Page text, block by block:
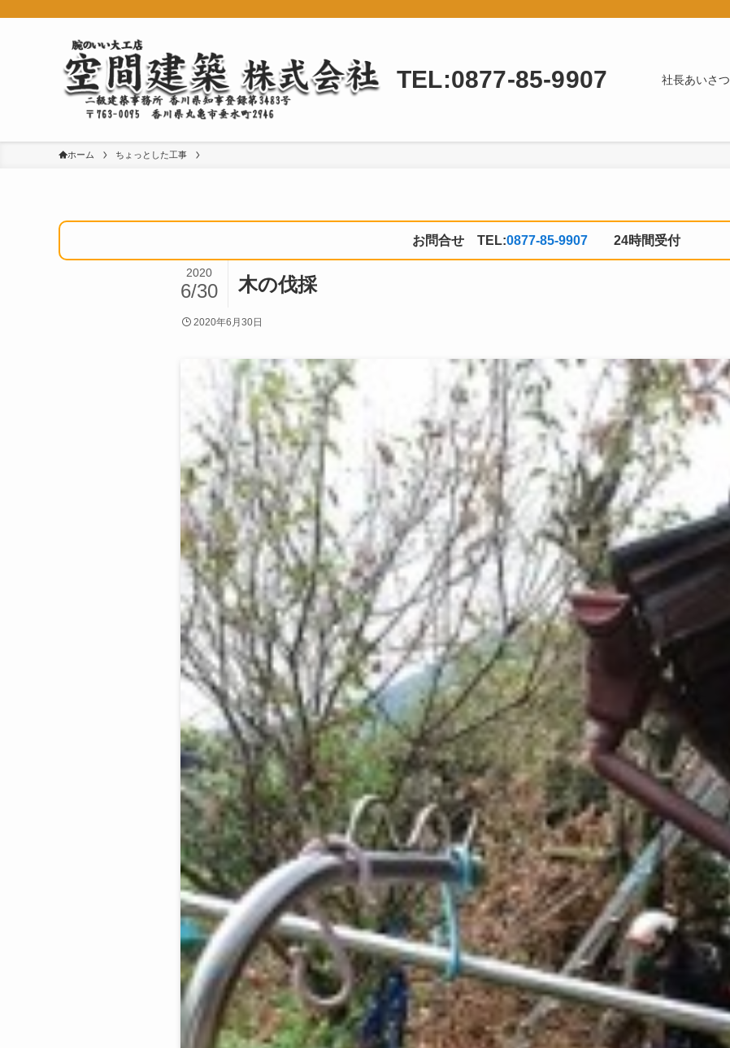
TEL:0877-85-9907 社長あいさつ
ホーム ちょっとした工事
お問合せ TEL:0877-85-9907 24時間受付
木の伐採
2020
6/30
2020年6月30日